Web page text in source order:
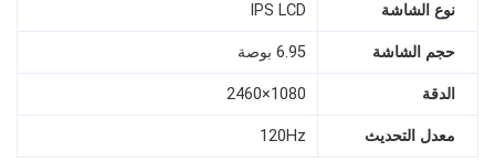
نوع الشاشة IPS LCD
حجم الشاشة 6.95 بوصة
الدقة 1080×2460
معدل التحديث 120Hz